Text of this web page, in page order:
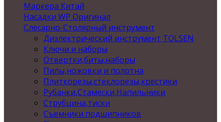
Маркера Китай
Насадки WP Оригинал
Слесарно-Столярный инструмент
Диэлектрический инструмент TOLSEN
Ключи и наборы
Отвертки,биты,наборы
Пилы,ножовки и полотна
Плиткорезы,стеклорезы,крестики
Рубанки,Стамески,Напильники
Струбцина,тиски
Съемники подшипников